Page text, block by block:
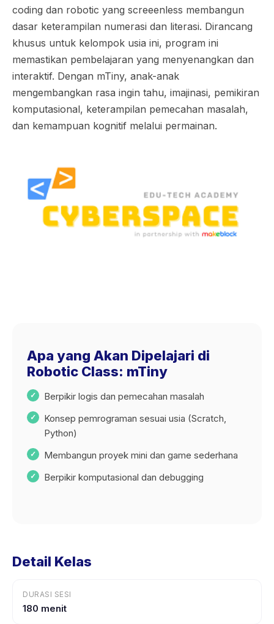
coding dan robotic yang screeenless membangun
dasar keterampilan numerasi dan literasi. Dirancang
khusus untuk kelompok usia ini, program ini
memastikan pembelajaran yang menyenangkan dan
interaktif. Dengan mTiny, anak-anak
mengembangkan rasa ingin tahu, imajinasi, pemikiran
komputasional, keterampilan pemecahan masalah,
dan kemampuan kognitif melalui permainan.
Apa yang Akan Dipelajari di
Robotic Class: mTiny
Berpikir logis dan pemecahan masalah
Konsep pemrograman sesuai usia (Scratch,
Python)
Membangun proyek mini dan game sederhana
Berpikir komputasional dan debugging
Detail Kelas
DURASI SESI
180 menit